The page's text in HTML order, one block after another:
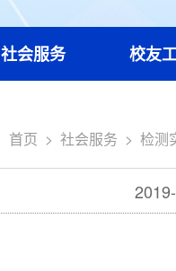
社会服务 校友
首页 > 社会服务 > 检测